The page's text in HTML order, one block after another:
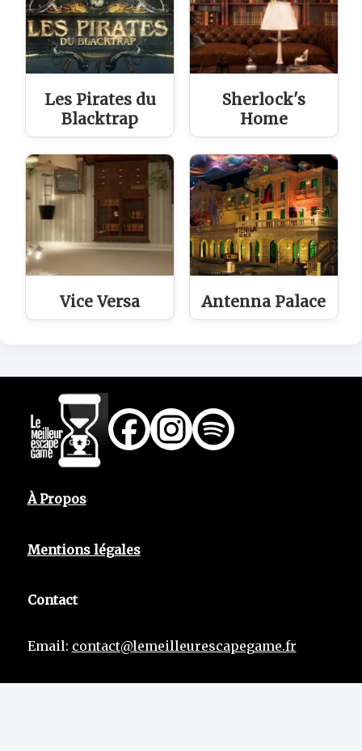
Les Pirates du
Blacktrap
Sherlock's
Home
Vice Versa Antenna Palace
À Propos
Mentions légales
Contact
Email: contact@lemeilleurescapegame.fr